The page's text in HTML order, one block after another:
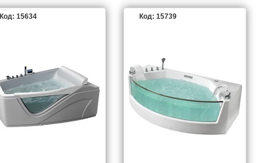
Код: 15634 Код: 15739